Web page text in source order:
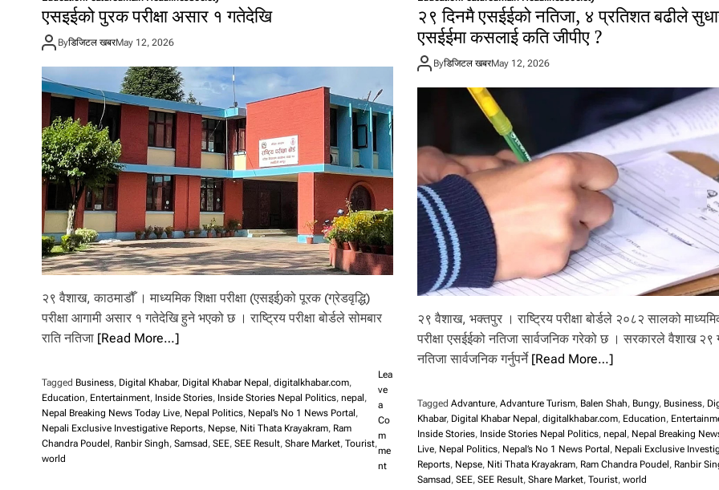
एसइईको पुरक परीक्षा असार १ गतेदेखि
Byडिजिटल खबरMay 12, 2026
२९ वैशाख, काठमाडौँ । माध्यमिक शिक्षा परीक्षा (एसइई)को पूरक (ग्रेडवृद्धि)
परीक्षा आगामी असार १ गतेदेखि हुने भएको छ । राष्ट्रिय परीक्षा बोर्डले सोमबार
राति नतिजा [Read More…]
Tagged Business, Digital Khabar, Digital Khabar Nepal , digitalkhabar.com,
Education, Entertainment, Inside Stories, Inside Stories Nepal Politics, nepal ,
Nepal Breaking News Today Live, Nepal Politics, Nepal’s No 1 News Portal ,
Nepali Exclusive Investigative Reports, Nepse, Niti Thata Krayakram, Ram
Chandra Poudel , Ranbir Singh, Samsad , SEE, SEE Result, Share Market, Tourist,
world
Lea
ve
a
Co
m
me
nto
२९ दिनमै एसईईको नतिजा, ४ प्रतिशत बढीले
एसईईमा कसलाई कति जीपीए ?
Byडिजिटल खबरMay 12, 2026
२९ वैशाख, भक्तपुर । राष्ट्रिय परीक्षा बोर्डले २०८२ सालको
परीक्षा एसईईको नतिजा सार्वजनिक गरेको छ । सरकारले वैशाख २९
नतिजा सार्वजनिक गर्नुपर्ने [Read More…]
TaggedAdvanture,Advanture Turism, Balen Shah, Bungy, Business,
Khabar, Digital Khabar Nepal ,digitalkhabar.com, Education,
Inside Stories, Inside Stories Nepal Politics,nepal , Nepal Breaking
Live, Nepal Politics, Nepal’s No 1 News Portal , Nepali Exclusive
Reports, Nepse, Niti Thata Krayakram, Ram Chandra Poudel , Ranbir
Samsad ,SEE,SEE Result,Share Market,Tourist,world